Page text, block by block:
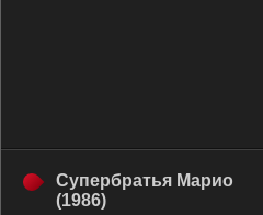
Супербратья Марио
(1986)